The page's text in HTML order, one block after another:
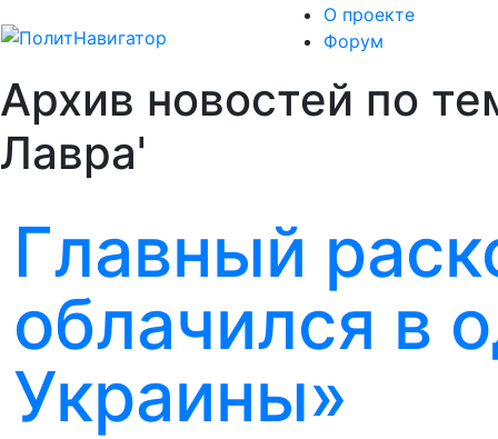
О проекте
Форум
Архив новостей по
Лавра'
Главный
облачился в
Украины»